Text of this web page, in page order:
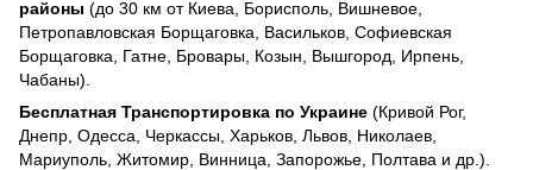
районы (до 30 км от Киева, Борисполь, Вишневое,
Петропавловская Борщаговка, Васильков, Софиевская
Борщаговка, Гатне, Бровары, Козын, Вышгород, Ирпень,
Чабаны).
Бесплатная Транспортировка по Украине (Кривой Рог,
Днепр, Одесса, Черкассы, Харьков, Львов, Николаев,
Мариуполь, Житомир, Винница, Запорожье, Полтава и др.).